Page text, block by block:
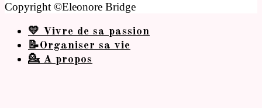
Copyright ©Eleonore Bridge
💛 Vivre de sa passion
📝Organiser sa vie
💁 A propos